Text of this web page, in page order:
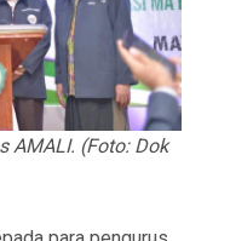
AMALI. (Foto: Dok